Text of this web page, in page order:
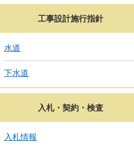
工事設計施行指針
水道
下水道
入札・契約・検査
入札情報